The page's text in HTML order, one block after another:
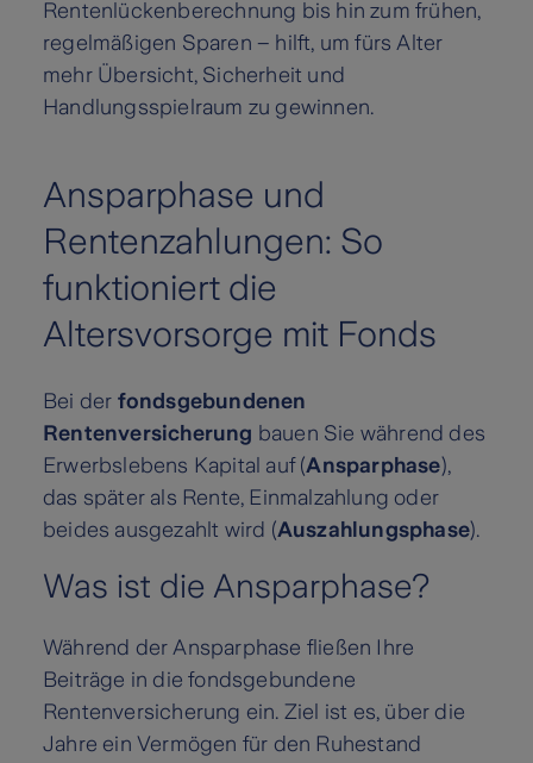
Rentenlückenberechnung bis hin zum frühen,
regelmäßigen Sparen – hilft, um fürs Alter
mehr Übersicht, Sicherheit und
Handlungsspielraum zu gewinnen.
Ansparphase und
Rentenzahlungen: So
funktioniert die
Altersvorsorge mit Fonds
Bei der fondsgebundenen
Rentenversicherung bauen Sie während des
Erwerbslebens Kapital auf (Ansparphase),
das später als Rente, Einmalzahlung oder
beides ausgezahlt wird (Auszahlungsphase).
Was ist die Ansparphase?
Während der Ansparphase fließen Ihre
Beiträge in die fondsgebundene
Rentenversicherung ein. Ziel ist es, über die
Jahre ein Vermögen für den Ruhestand